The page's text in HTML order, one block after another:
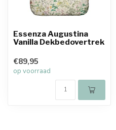
Essenza Augustina
Vanilla Dekbedovertrek
€89,95
op voorraad